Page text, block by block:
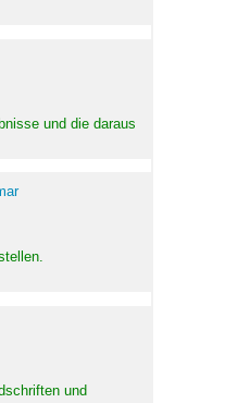
und die daraus
und